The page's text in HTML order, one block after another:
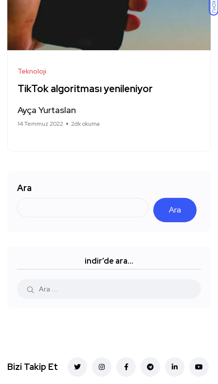
KOYU
Teknoloji
TikTok algoritması yenileniyor
Ayça Yurtaslan
14 Temmuz 2022 2dk okuma
Ara
Ara
indir’de ara…
Bizi Takip Et